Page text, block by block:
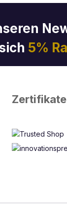
5%
Zertifikate